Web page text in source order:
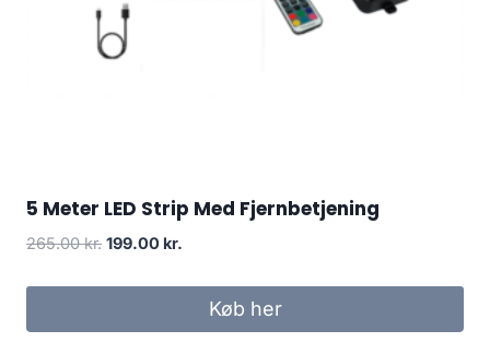
5 Meter LED Strip Med Fjernbetjening
265.00kr. Original
199.00 kr.
199.00 kr..
Køb her